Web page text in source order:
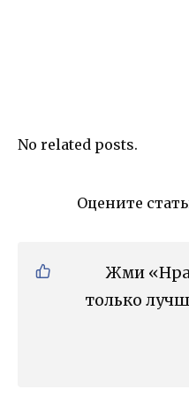
No related posts.
Оцените
Жми
только